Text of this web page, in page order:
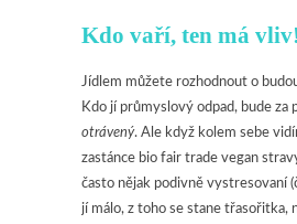
Kdo vaří, ten má
Jídlem můžete rozhodnout o
Kdo jí průmyslový odpad, bude za
otrávený. Ale když kolem sebe
zastánce bio fair trade vegan
často nějak podivně vystresovaní
jí málo, z toho se stane třasořitka,